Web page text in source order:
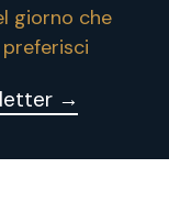
giorno che
preferisci
→